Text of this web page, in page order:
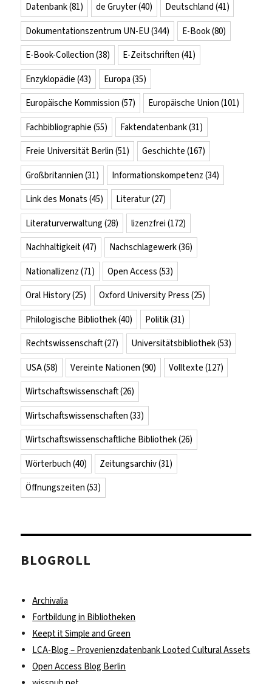
Datenbank(81) de Gruyter(40) Deutschland (41)
Dokumentationszentrum UN-EU (344) E-Book(80)
E-Book-Collection (38) E-Zeitschriften (41)
Enzyklopädie (43) Europa (35)
Europäische Kommission (57) Europäische Union (101)
Fachbibliographie (55) Faktendatenbank(31)
Freie Universität Berlin (51) Geschichte (167)
Großbritannien (31) Informationskompetenz (34)
Link des Monats (45) Literatur(27)
Literaturverwaltung (28) lizenzfrei (172)
Nachhaltigkeit(47) Nachschlagewerk(36)
Nationallizenz (71) Open Access (53)
Oral History(25) Oxford University Press (25)
Philologische Bibliothek(40) Politik(31)
Rechtswissenschaft(27) Universitätsbibliothek(53)
USA(58) Vereinte Nationen (90) Volltexte (127)
Wirtschaftswissenschaft(26)
Wirtschaftswissenschaften (33)
Wirtschaftswissenschaftliche Bibliothek(26)
Wörterbuch (40) Zeitungsarchiv(31)
Öffnungszeiten (53)
BLOGROLL
Archivalia
Fortbildung in Bibliotheken
Keept it Simple and Green
LCA-Blog – Provenienzdatenbank Looted Cultural Assets
Open Access Blog Berlin